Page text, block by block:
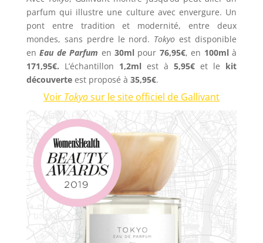
parfum qui illustre une culture avec envergure. Un
pont entre tradition et modernité, entre deux
mondes, sans perdre le nord. Tokyo est disponible
enEau de Parfum en30ml pour 76,95€, en 100mlà
171,95€. L’échantillon 1,2mlest à5,95€ et le kit
découverteest proposé à 35,95€.
Voir Tokyosur le site officiel de Gallivant